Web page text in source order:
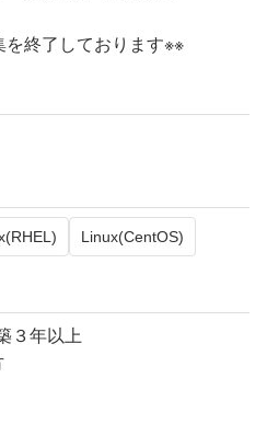
終了しております※※
Linux(CentOS)
３年以上